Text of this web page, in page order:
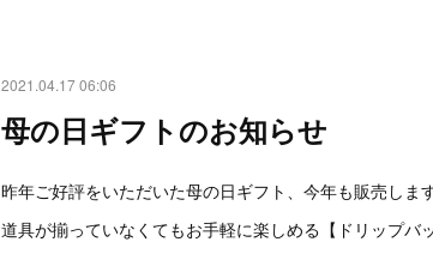
2021.04.17 06:06
母の日ギフトのお知らせ
昨年ご好評をいただいた母の日ギフト、今年も販売します
道具が揃っていなくてもお手軽に楽しめる【ドリップバ